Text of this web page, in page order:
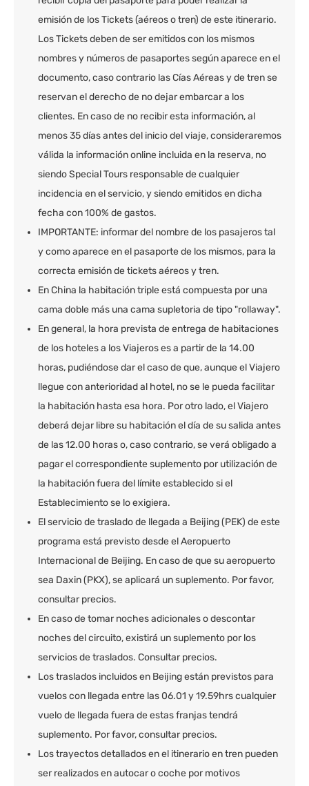
emisión de los Tickets (aéreos o tren) de este itinerario.
Los Tickets deben de ser emitidos con los mismos
nombres y números de pasaportes según aparece en el
documento, caso contrario las Cías Aéreas y de tren se
reservan el derecho de no dejar embarcar a los
clientes. En caso de no recibir esta información, al
menos 35 días antes del inicio del viaje, consideraremos
válida la información online incluida en la reserva, no
siendo Special Tours responsable de cualquier
incidencia en el servicio, y siendo emitidos en dicha
fecha con 100% de gastos.
IMPORTANTE: informar del nombre de los pasajeros tal
y como aparece en el pasaporte de los mismos, para la
correcta emisión de tickets aéreos y tren.
En China la habitación triple está compuesta por una
cama doble más una cama supletoria de tipo "rollaway".
En general, la hora prevista de entrega de habitaciones
de los hoteles a los Viajeros es a partir de la 14.00
horas, pudiéndose dar el caso de que, aunque el Viajero
llegue con anterioridad al hotel, no se le pueda facilitar
la habitación hasta esa hora. Por otro lado, el Viajero
deberá dejar libre su habitación el día de su salida antes
de las 12.00 horas o, caso contrario, se verá obligado a
pagar el correspondiente suplemento por utilización de
la habitación fuera del límite establecido si el
Establecimiento se lo exigiera.
El servicio de traslado de llegada a Beijing (PEK) de este
programa está previsto desde el Aeropuerto
Internacional de Beijing. En caso de que su aeropuerto
sea Daxin (PKX), se aplicará un suplemento. Por favor,
consultar precios.
En caso de tomar noches adicionales o descontar
noches del circuito, existirá un suplemento por los
servicios de traslados. Consultar precios.
Los traslados incluidos en Beijing están previstos para
vuelos con llegada entre las 06.01 y 19.59hrs cualquier
vuelo de llegada fuera de estas franjas tendrá
suplemento. Por favor, consultar precios.
Los trayectos detallados en el itinerario en tren pueden
ser realizados en autocar o coche por motivos